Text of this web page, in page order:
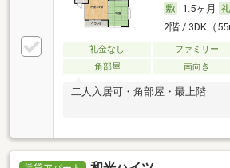
1.5ヶ月
2階 / 3DK（
礼金なし ファミリー
角部屋
南向き
二人入居可・角部屋・最上階